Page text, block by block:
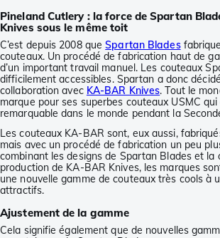
Pineland Cutlery : la force de Spartan
Knives sous le même toit
C’est depuis 2008 queSpartan Blades
couteaux. Un procédé de fabrication haut de
d’un important travail manuel. Les couteaux
difficilement accessibles. Spartan a donc
collaboration avec KA-BAR Knives. Tout le
marque pour ses superbes couteaux USMC
remarquable dans le monde pendant la
Les couteaux KA-BAR sont, eux aussi,
mais avec un procédé de fabrication un peu
combinant les designs de Spartan Blades et la
production de KA-BAR Knives, les marques
une nouvelle gamme de couteaux très cools à
attractifs.
Ajustement de la gamme
Cela signifie également que de nouvelles